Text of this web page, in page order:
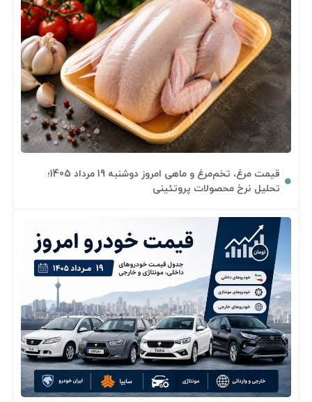
قیمت مرغ، تخم‌مرغ و ماهی امروز دوشنبه 19 مرداد 1405؛
تحلیل نرخ محصولات پروتئینی